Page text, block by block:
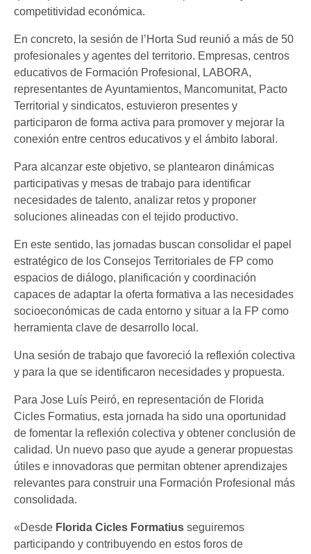
competitividad económica.
En concreto, la sesión de l’Horta Sud reunió a más de 50
profesionales y agentes del territorio. Empresas, centros
educativos de Formación Profesional, LABORA,
representantes de Ayuntamientos, Mancomunitat, Pacto
Territorial y sindicatos, estuvieron presentes y
participaron de forma activa para promover y mejorar la
conexión entre centros educativos y el ámbito laboral.
Para alcanzar este objetivo, se plantearon dinámicas
participativas y mesas de trabajo para identificar
necesidades de talento, analizar retos y proponer
soluciones alineadas con el tejido productivo.
En este sentido, las jornadas buscan consolidar el papel
estratégico de los Consejos Territoriales de FP como
espacios de diálogo, planificación y coordinación
capaces de adaptar la oferta formativa a las necesidades
socioeconómicas de cada entorno y situar a la FP como
herramienta clave de desarrollo local.
Una sesión de trabajo que favoreció la reflexión colectiva
y para la que se identificaron necesidades y propuesta.
Para Jose Luís Peiró, en representación de Florida
Cicles Formatius, esta jornada ha sido una oportunidad
de fomentar la reflexión colectiva y obtener conclusión de
calidad. Un nuevo paso que ayude a generar propuestas
útiles e innovadoras que permitan obtener aprendizajes
relevantes para construir una Formación Profesional más
consolidada.
«Desde Florida Cicles Formatius seguiremos
participando y contribuyendo en estos foros de